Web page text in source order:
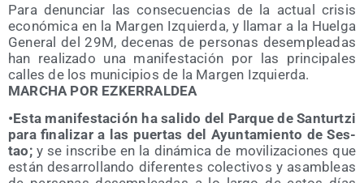
Para denun­ciar las con­se­cuen­cias de la actual cri­sis
eco­nó­mi­ca en la Mar­gen Izquier­da, y lla­mar a la Huel­ga
Gene­ral del 29M, dece­nas de per­so­nas des­em­plea­das
han rea­li­za­do una mani­fes­ta­ción por las prin­ci­pa­les
calles de los muni­ci­pios de la Mar­gen Izquierda.
MARCHA POR EZKERRALDEA
•Esta mani­fes­ta­ción ha sali­do del Par­que de San­tur­tzi
para fina­li­zar a las puer­tas del Ayun­ta­mien­to de Ses­
tao; y se ins­cri­be en la diná­mi­ca de movi­li­za­cio­nes que
están desa­rro­llan­do dife­ren­tes colec­ti­vos y asam­bleas